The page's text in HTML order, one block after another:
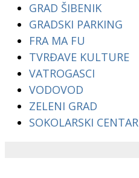
GRAD ŠIBENIK
GRADSKI PARKING
FRA MA FU
TVRĐAVE KULTURE
VATROGASCI
VODOVOD
ZELENI GRAD
SOKOLARSKI CENTAR